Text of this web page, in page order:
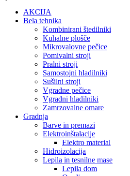
AKCIJA
Bela tehnika
Kombinirani štedilniki
Kuhalne plošče
Mikrovalovne pečice
Pomivalni stroji
Pralni stroji
Samostojni hladilniki
Sušilni stroji
Vgradne pečice
Vgradni hladilniki
Zamrzovalne omare
Gradnja
Barve in premazi
Elektroinštalacije
Elektro material
Hidroizolacija
Lepila in tesnilne mase
Lepila dom